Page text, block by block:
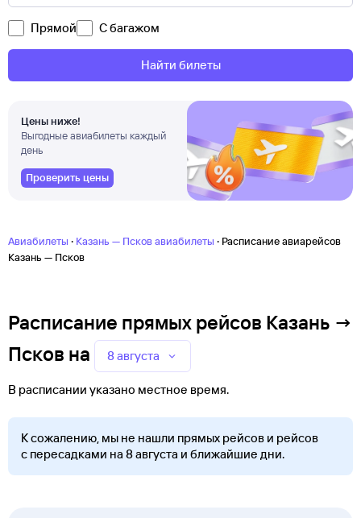
Прямой С багажом
Найти билеты
Цены ниже!
Выгодные авиабилеты каждый
день
Проверить цены
Авиабилеты · Казань — Псков авиабилеты · Расписание авиарейсов
Казань — Псков
Расписание прямых рейсов Казань →
Псков на 8 августа
В расписании указано местное время.
К сожалению, мы не нашли прямых рейсов и рейсов
с пересадками на 8 августа и ближайшие дни.